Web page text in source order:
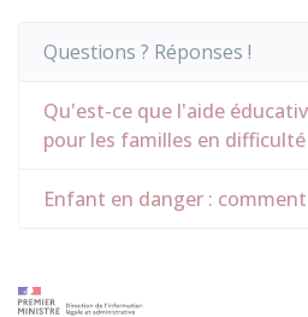
Questions ? Réponses !
Qu'est-ce que l'aide
pour les familles en difficulté
Enfant en danger :